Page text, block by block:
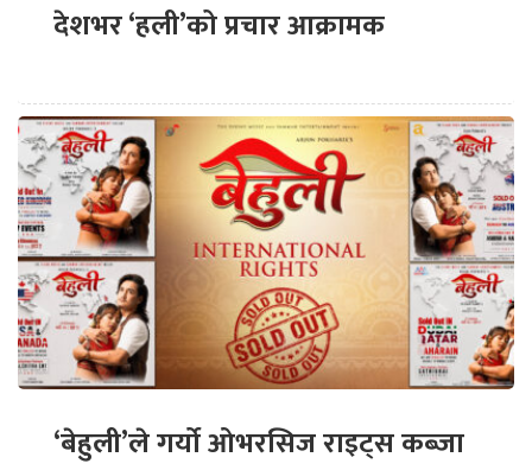
देशभर ‘हली’को प्रचार आक्रामक
‘बेहुली’ले गर्यो ओभरसिज राइट्स कब्जा